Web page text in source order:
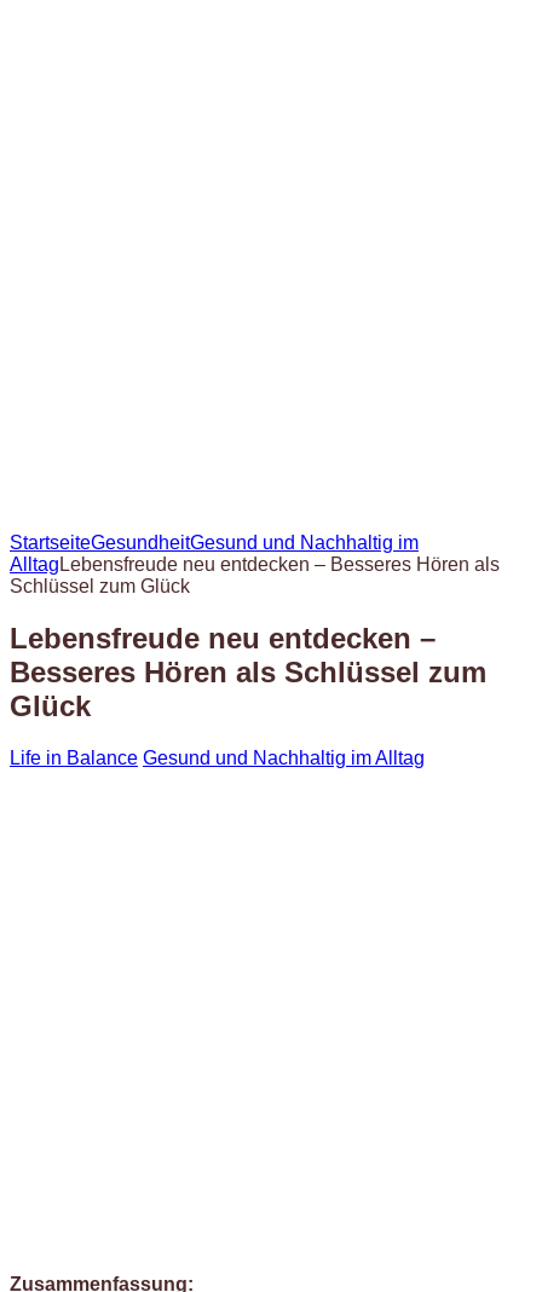
StartseiteGesundheitGesund und Nachhaltig im
Alltag Lebensfreude neu entdecken – Besseres Hören als
Schlüssel zum Glück
Lebensfreude neu entdecken –
Besseres Hören als Schlüssel zum
Glück
Life in Balance Gesund und Nachhaltig im Alltag
Zusammenfassung: